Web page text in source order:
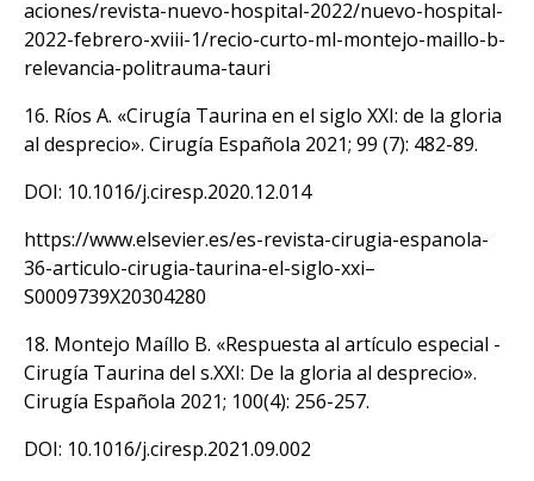
aciones/revista-nuevo-hospital-2022/nuevo-hospital-
2022-febrero-xviii-1/recio-curto-ml-montejo-maillo-b-
relevancia-politrauma-tauri
16. Ríos A. «Cirugía Taurina en el siglo XXI: de la gloria
al desprecio». Cirugía Española 2021; 99 (7): 482-89.
DOI: 10.1016/j.ciresp.2020.12.014
https://www.elsevier.es/es-revista-cirugia-espanola-
36-articulo-cirugia-taurina-el-siglo-xxi–
S0009739X20304280
18. Montejo Maíllo B. «Respuesta al artículo especial -
Cirugía Taurina del s.XXI: De la gloria al desprecio».
Cirugía Española 2021; 100(4): 256-257.
DOI: 10.1016/j.ciresp.2021.09.002